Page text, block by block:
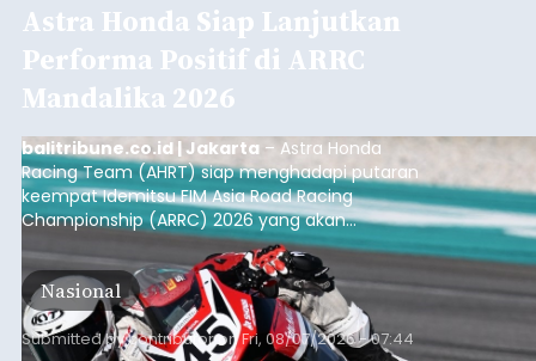
Astra Honda Siap Lanjutkan
Performa Positif di ARRC
Mandalika 2026
balitribune.co.id | Jakarta – Astra Honda
Racing Team (AHRT) siap menghadapi putaran
keempat Idemitsu FIM Asia Road Racing
Championship (ARRC) 2026 yang akan
berlangsung di Pertamina Mandalika
International Circuit, Lombok, Nusa Tenggara
Barat, pada 7–9 Agustus 2026.
Nasional
Submitted bycontributoronFri, 08/07/2026 - 07:44